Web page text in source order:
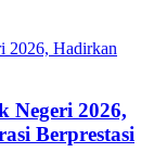
Negeri 2026,
Berprestasi